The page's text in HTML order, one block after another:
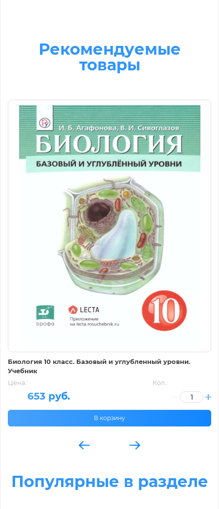
Рекомендуемые
товары
Биология 10 класс. Базовый и углубленный уровни.
Учебник
Цена:
653 руб.
Кол.:
В корзину
Популярные в разделе